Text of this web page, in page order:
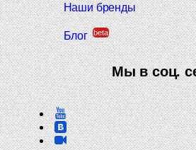
Наши бренды
Блог beta
Мы в соц.